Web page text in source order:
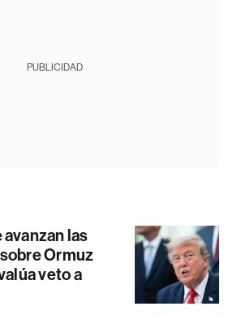
PUBLICIDAD
las
Ormuz
veto a